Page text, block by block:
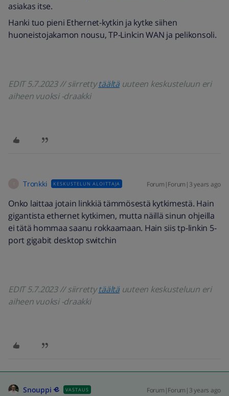
asiakas itse.
Hanki tuo pieni Ethernet-kytkin ja kytke siihen
huoneistojakamon nousu, TP-Link:in WAN ja pelikonsoli.
EDIT 5.7.2023 // siirrettytäältäuuteen keskusteluun eri
aiheen vuoksi -draakki
Tronkki KESKUSTELUN ALOITTAJA Forum|Forum|3 years ago
Onko laittaa jotain linkkiä tämmösestä kytkimestä. Hain
gigantista ethernet kytkimen, mutta näillä sinun ohjeilla
ei tätä hommaa saanu rokkaamaan. Hain siis tp-linkin 5-
port gigabit desktop switchin
EDIT 5.7.2023 // siirrettytäältäuuteen keskusteluun eri
aiheen vuoksi -draakki
Snouppi VASTAUS Forum|Forum|3 years ago